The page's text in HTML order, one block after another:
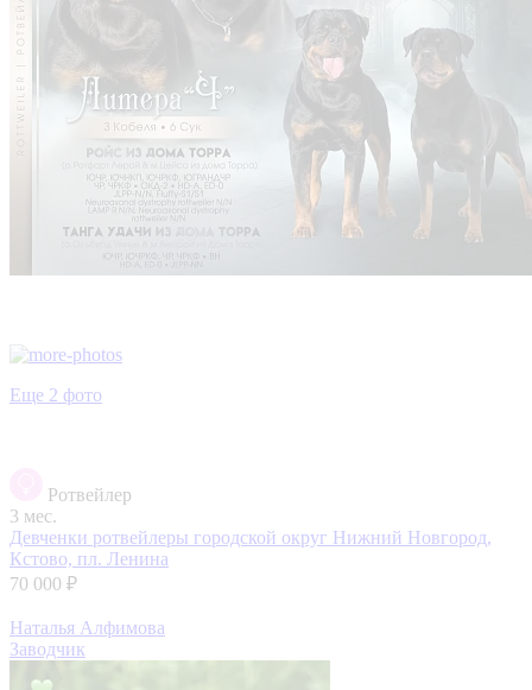
Еще 2 фото
Ротвейлер
3 мес.
Девченки ротвейлеры городской округ Нижний Новгород,
Кстово, пл. Ленина
70 000 ₽
Наталья Алфимова
Заводчик